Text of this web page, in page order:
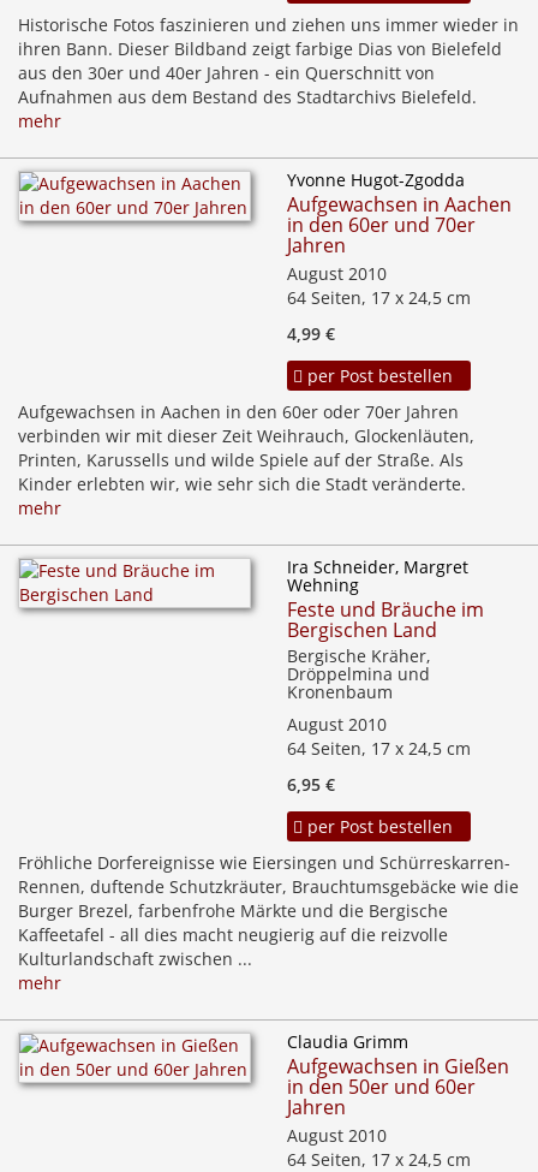
Historische Fotos faszinieren und ziehen uns immer wieder in
ihren Bann. Dieser Bildband zeigt farbige Dias von Bielefeld
aus den 30er und 40er Jahren - ein Querschnitt von
Aufnahmen aus dem Bestand des Stadtarchivs Bielefeld.
mehr
Yvonne Hugot-Zgodda
Aufgewachsen in Aachen
in den 60er und 70er
Jahren
August 2010
64 Seiten, 17 x 24,5 cm
4,99 €
per Post bestellen
Aufgewachsen in Aachen in den 60er oder 70er Jahren
verbinden wir mit dieser Zeit Weihrauch, Glockenläuten,
Printen, Karussells und wilde Spiele auf der Straße. Als
Kinder erlebten wir, wie sehr sich die Stadt veränderte.
mehr
Ira Schneider, Margret
Wehning
Feste und Bräuche im
Bergischen Land
Bergische Kräher,
Dröppelmina und
Kronenbaum
August 2010
64 Seiten, 17 x 24,5 cm
6,95 €
per Post bestellen
Fröhliche Dorfereignisse wie Eiersingen und Schürreskarren-
Rennen, duftende Schutzkräuter, Brauchtumsgebäcke wie die
Burger Brezel, farbenfrohe Märkte und die Bergische
Kaffeetafel - all dies macht neugierig auf die reizvolle
Kulturlandschaft zwischen ...
mehr
Claudia Grimm
Aufgewachsen in Gießen
in den 50er und 60er
Jahren
August 2010
64 Seiten, 17 x 24,5 cm